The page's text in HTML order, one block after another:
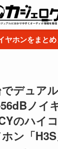
ヤホンをまと
デュア
ノイ
のハイ
ン「